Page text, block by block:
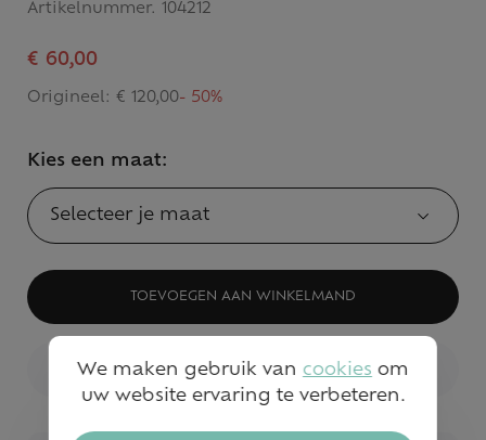
Artikelnummer. 104212
€ 60,00
Origineel: € 120,00- 50%
Kies een maat:
Selecteer je maat
TOEVOEGEN AAN WINKELMAND
BEKIJK WINKELVOORRAAD
We maken gebruik van cookies om
uw website ervaring te verbeteren.